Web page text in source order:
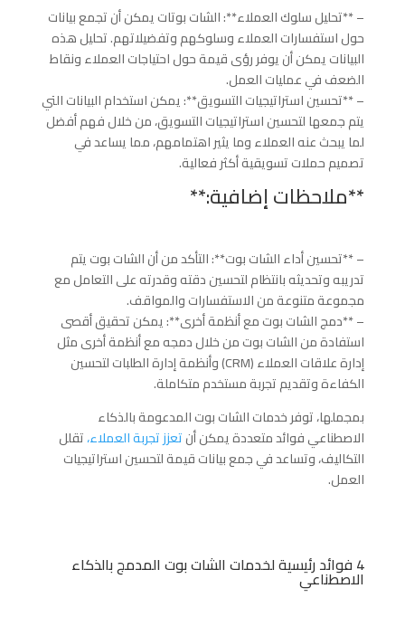
– **تحليل سلوك العملاء**: الشات بوتات يمكن أن تجمع بيانات
حول استفسارات العملاء وسلوكهم وتفضيلاتهم. تحليل هذه
البيانات يمكن أن يوفر رؤى قيمة حول احتياجات العملاء ونقاط
الضعف في عمليات العمل.
– **تحسين استراتيجيات التسويق**: يمكن استخدام البيانات التي
يتم جمعها لتحسين استراتيجيات التسويق، من خلال فهم أفضل
لما يبحث عنه العملاء وما يثير اهتمامهم، مما يساعد في
تصميم حملات تسويقية أكثر فعالية.
**ملاحظات إضافية:**
– **تحسين أداء الشات بوت**: التأكد من أن الشات بوت يتم
تدريبه وتحديثه بانتظام لتحسين دقته وقدرته على التعامل مع
مجموعة متنوعة من الاستفسارات والمواقف.
– **دمج الشات بوت مع أنظمة أخرى**: يمكن تحقيق أقصى
استفادة من الشات بوت من خلال دمجه مع أنظمة أخرى مثل
إدارة علاقات العملاء (CRM) وأنظمة إدارة الطلبات لتحسين
الكفاءة وتقديم تجربة مستخدم متكاملة.
بمجملها، توفر خدمات الشات بوت المدعومة بالذكاء
الاصطناعي فوائد متعددة يمكن أنتعزز تجربة العملاء،تقلل
التكاليف، وتساعد في جمع بيانات قيمة لتحسين استراتيجيات
العمل.
4 فوائد رئيسية لخدمات الشات بوت المدمج بالذكاء
الاصطناعي